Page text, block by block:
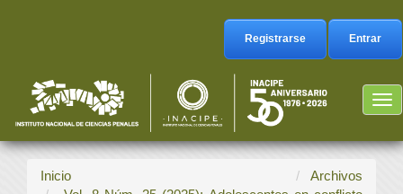
Barra
lateral
Registrarse Entrar
Inicio
Archivos